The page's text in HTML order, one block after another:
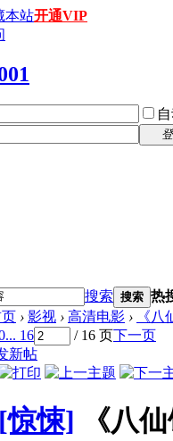
本站开通VIP
搜索 搜索 热
› 影视 › 高清电影 ›
《
... 16 / 16 页下一页
[惊悚]
《八